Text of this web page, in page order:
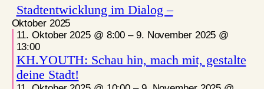
Stadtentwicklung im Dialog –
Oktober 2025
11. Oktober 2025 @ 8:00 – 9. November 2025 @
13:00
KH.YOUTH: Schau hin, mach mit, gestalte
deine Stadt!